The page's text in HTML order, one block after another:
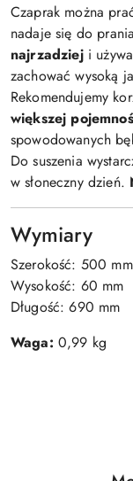
Czaprak można
nadaje się do
najrzadzieji
zachować wysoką
Rekomendujemy
większej
spowodowanych
Do suszenia
w słoneczny dzień.
Wymiary
Szerokość: 500 mm
Wysokość: 60 mm
Długość: 690 mm
Waga: 0,99 kg